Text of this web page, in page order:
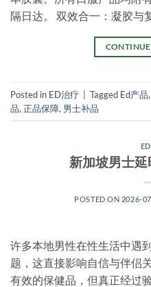
隔日达。 双效合一：凝胶与
Posted in ED治疗 | Tagged Ed产品,
品, 正品保障, 男士补品
新加坡男士
POSTED ON 2026-
许多本地男性在性生活中遇
题，这直接影响自信与伴侣
有效的保健品，但真正经过